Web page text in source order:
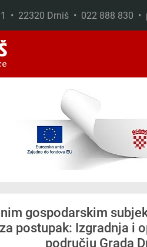
• 22320 Drniš • 022 888 830 •
gospodarskim
postupak: Izgradnja i
području Grada